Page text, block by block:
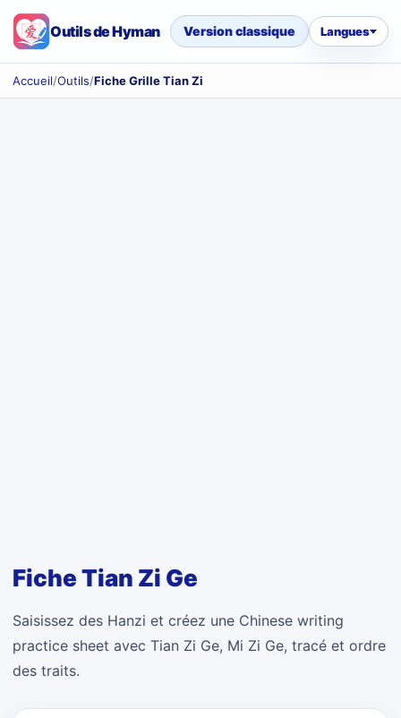
Outils de Hyman Version classique Langues
Accueil/Outils/Fiche Grille Tian Zi
Fiche Tian Zi Ge
Saisissez des Hanzi et créez une Chinese writing
practice sheet avec Tian Zi Ge, Mi Zi Ge, tracé et ordre
des traits.